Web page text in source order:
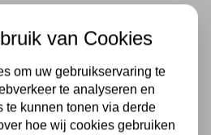
230v
van Cookies
om uw gebruikservaring te
te analyseren en
te kunnen tonen via derde
hoe wij cookies gebruiken